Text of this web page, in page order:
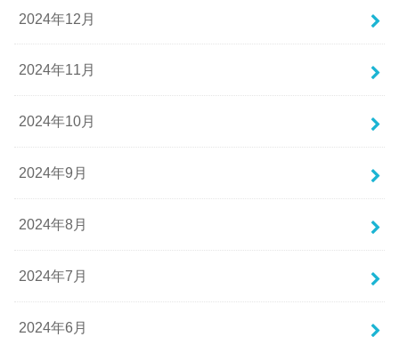
2024年12月
2024年11月
2024年10月
2024年9月
2024年8月
2024年7月
2024年6月